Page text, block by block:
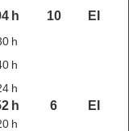
h 10 EI
h
h
h
h 6 EI
h